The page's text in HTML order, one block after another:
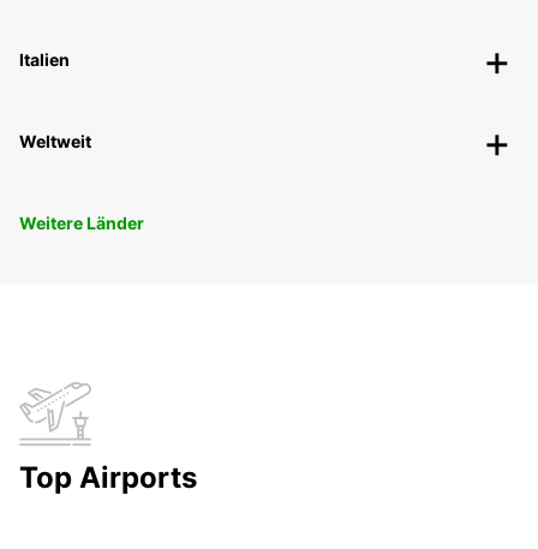
Italien
Weltweit
Weitere Länder
Top Airports